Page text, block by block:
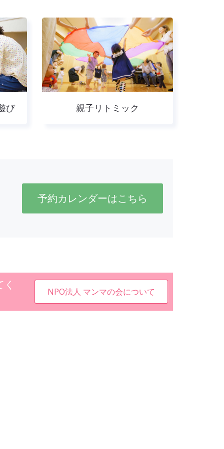
び 親子リトミック
予約カレンダーはこちら
NPO法人 マンマの会について